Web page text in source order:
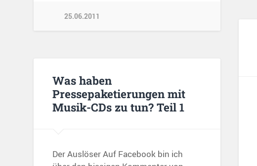
25.06.2011
Was haben
Pressepaketierungen mit
Musik-CDs zu tun? Teil 1
Der Auslöser Auf Facebook bin ich